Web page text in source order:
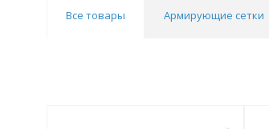
Все товары Армирующие сетки